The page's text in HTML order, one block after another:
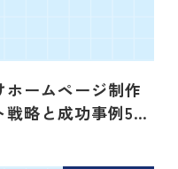
ームページ制作
戦略と成功事例5…